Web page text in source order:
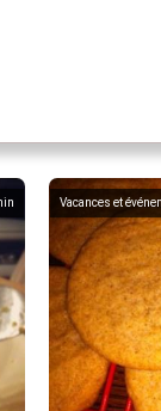
Vacances et